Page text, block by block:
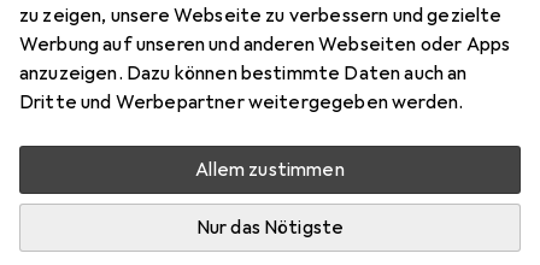
zu zeigen, unsere Webseite zu verbessern und gezielte
Werbung auf unseren und anderen Webseiten oder Apps
anzuzeigen. Dazu können bestimmte Daten auch an
Dritte und Werbepartner weitergegeben werden.
Allem zustimmen
Nur das Nötigste
Schneller lieferbar
Angebot für
EUR
25,25
Mehr von Pjur
Zwischen Fr, 14.8. und Sa, 15.8. geliefert